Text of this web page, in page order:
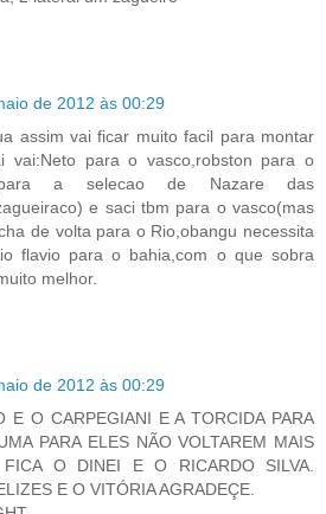
de 2012 às 00:29
assim vai ficar muito facil para montar
vai:Neto para o vasco,robston para o
para a selecao de Nazare das
e saci tbm para o vasco(mas
de volta para o Rio,obangu necessita
flavio para o bahia,com o que sobra
melhor.
de 2012 às 00:29
E O CARPEGIANI E A TORCIDA PARA
PARA ELES NÃO VOLTAREM MAIS
O DINEI E O RICARDO SILVA.
E O VITÓRIA AGRADEÇE.